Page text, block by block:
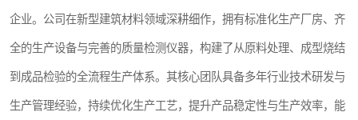
企业。公司在新型建筑材料领域深耕细作，拥有标准化生产厂房、齐
全的生产设备与完善的质量检测仪器，构建了从原料处理、成型烧结
到成品检验的全流程生产体系。其核心团队具备多年行业技术研发与
生产管理经验，持续优化生产工艺，提升产品稳定性与生产效率，能